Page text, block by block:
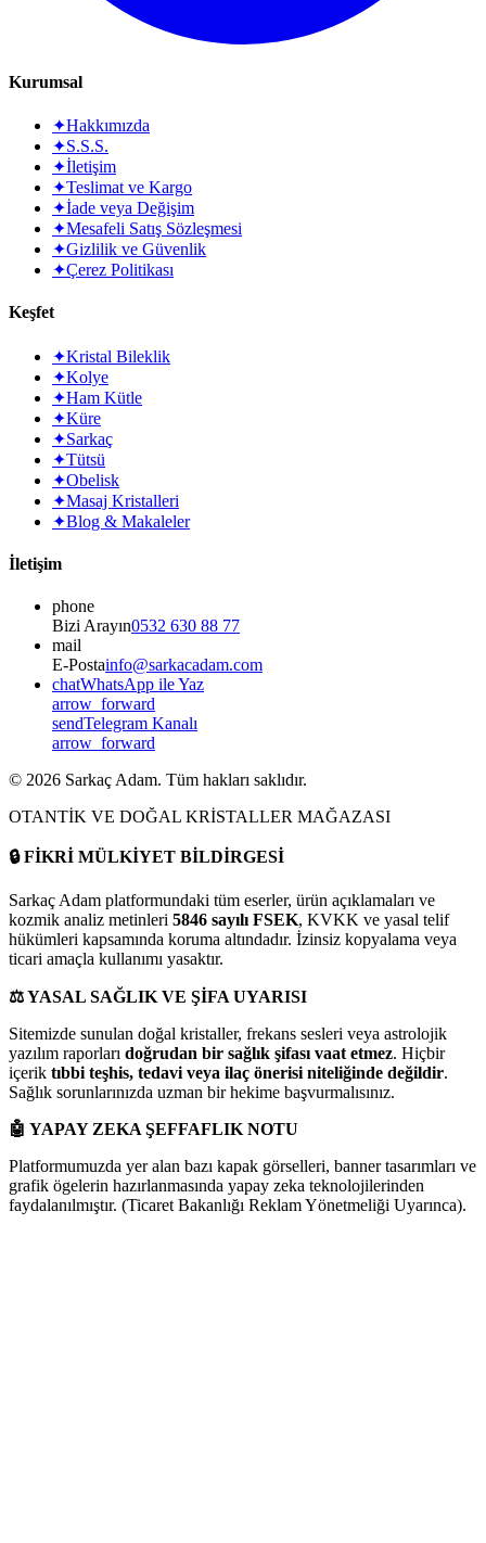
Kurumsal
✦Hakkımızda
✦S.S.S.
✦İletişim
✦Teslimat ve Kargo
✦İade veya Değişim
✦Mesafeli Satış Sözleşmesi
✦Gizlilik ve Güvenlik
✦Çerez Politikası
Keşfet
✦Kristal Bileklik
✦Kolye
✦Ham Kütle
✦Küre
✦Sarkaç
✦Tütsü
✦Obelisk
✦Masaj Kristalleri
✦Blog & Makaleler
İletişim
phone
Bizi Arayın0532 630 88 77
mail
E-Postainfo@sarkacadam.com
chatWhatsApp ile Yaz
arrow_forward
sendTelegram Kanalı
arrow_forward
© 2026 Sarkaç Adam. Tüm hakları saklıdır.
OTANTİK VE DOĞAL KRİSTALLER MAĞAZASI
🔒FİKRİ MÜLKİYET BİLDİRGESİ
Sarkaç Adam platformundaki tüm eserler, ürün açıklamaları ve
kozmik analiz metinleri 5846 sayılı FSEK, KVKK ve yasal telif
hükümleri kapsamında koruma altındadır. İzinsiz kopyalama veya
ticari amaçla kullanımı yasaktır.
⚖️YASAL SAĞLIK VE ŞİFA UYARISI
Sitemizde sunulan doğal kristaller, frekans sesleri veya astrolojik
yazılım raporları doğrudan bir sağlık şifası vaat etmez. Hiçbir
içerik tıbbi teşhis, tedavi veya ilaç önerisi niteliğinde değildir.
Sağlık sorunlarınızda uzman bir hekime başvurmalısınız.
🤖 YAPAY ZEKA ŞEFFAFLIK NOTU
Platformumuzda yer alan bazı kapak görselleri, banner tasarımları ve
grafik ögelerin hazırlanmasında yapay zeka teknolojilerinden
faydalanılmıştır. (Ticaret Bakanlığı Reklam Yönetmeliği Uyarınca).